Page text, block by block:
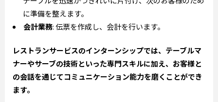
に準備を整えます。
会計業務: 伝票を作成し、会計を行います。
レストランサービスのインターンシップでは、テーブルマ
ナーやサーブの技術といった専門スキルに加え、お客様と
の会話を通じてコミュニケーション能力を磨くことができ
ます。